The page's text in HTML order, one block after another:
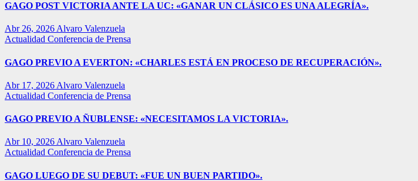
GAGO POST VICTORIA ANTE LA UC: «GANAR UN CLÁSICO ES UNA ALEGRÍA».
Abr 26, 2026 Alvaro Valenzuela
Actualidad Conferencia de Prensa
GAGO PREVIO A EVERTON: «CHARLES ESTÁ EN PROCESO DE RECUPERACIÓN».
Abr 17, 2026 Alvaro Valenzuela
Actualidad Conferencia de Prensa
GAGO PREVIO A ÑUBLENSE: «NECESITAMOS LA VICTORIA».
Abr 10, 2026Alvaro Valenzuela
Actualidad Conferencia de Prensa
GAGO LUEGO DE SU DEBUT: «FUE UN BUEN PARTIDO».